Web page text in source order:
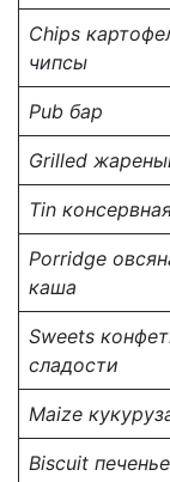
Chips
чипсы
Pub бар
Grilled
Tin
Porridge
каша
Sweets
сладости
Maize
Biscuit печенье